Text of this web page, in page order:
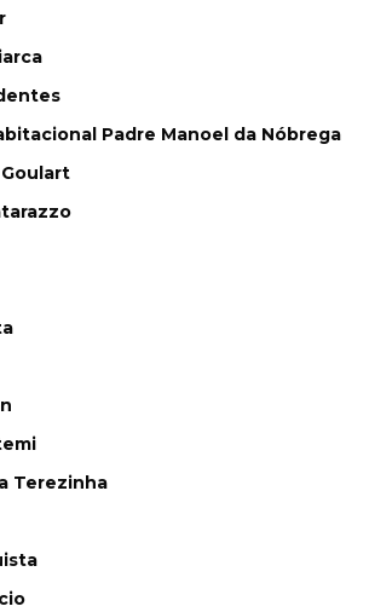
Padre Manoel da Nóbrega
Goulart
Terezinha